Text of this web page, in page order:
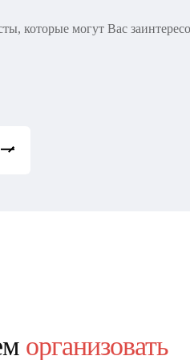
которые могут Вас
Юлианна
организовать